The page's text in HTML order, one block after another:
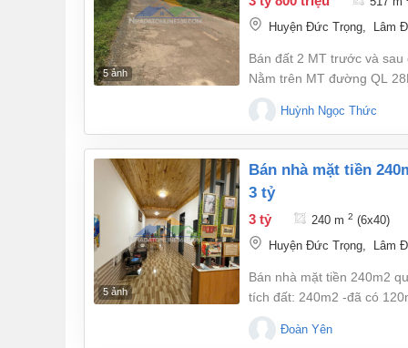
5 ảnh
Huyện Đức Trọng, Lâm
Bán đất 2 MT trước và
Nằm trên MT đường QL
Đoạn đường huyết mạch
hoạch mở rộng 40m². -
3.8 tỷ. LH: 0938 703545
Huỳnh Ngọc Thức
5 ảnh
bán nhà mặt tiền 240m2 quốc lộ 27 liên hiệp đức trọng lâm đồng giá
3 tỷ
3 tỷ 240 m 2 (6x40)
Huyện Đức Trọng, Lâm
Bán nhà mặt tiền 240m2
tích đất: 240m2 -đã có
tiền quốc lộ 27 - kích
bằng phẳng - Gần mọi
Đoàn Yên